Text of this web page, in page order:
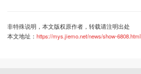
非特殊说明，本文版权原作者，转载请注明出处
本文地址： https://mys.jiemo.net/news/show-6808.html